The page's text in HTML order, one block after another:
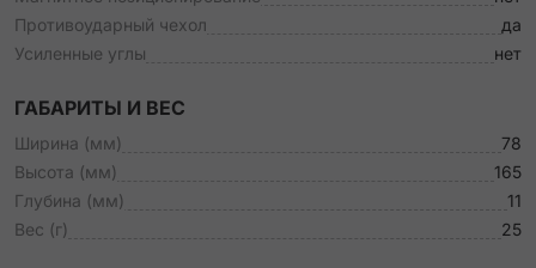
Противоударный чехол
да
Усиленные углы
нет
ГАБАРИТЫ И ВЕС
Ширина (мм)
78
Высота (мм)
165
Глубина (мм)
11
Вес (г)
25